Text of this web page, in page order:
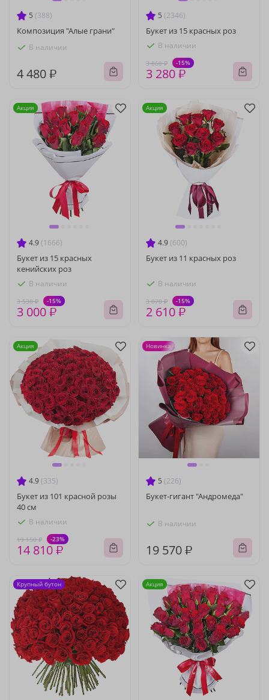
5 (388)
Композиция "Алые грани"
В наличии
4 480 ₽
5 (2346)
Букет из 15 красных роз
В наличии
3 860 ₽ -15%
3 280 ₽
4.9 (1666)
Букет из 15 красных
кенийских роз
В наличии
3 530 ₽ -15%
3 000 ₽
Акция
4.9 (600)
Букет из 11 красных роз
В наличии
3 070 ₽ -15%
2 610 ₽
Акция
4.9 (335)
Букет из 101 красной розы
40 см
В наличии
19 150 ₽ -23%
14 810 ₽
Акция
5 (226)
Букет-гигант "Андромеда"
В наличии
19 570 ₽
Новинка
Крупный бутон Акция